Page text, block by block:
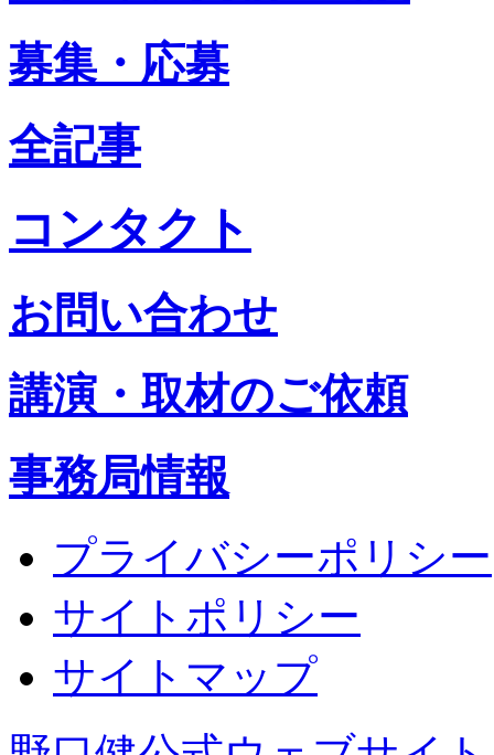
募集・応募
全記事
コンタクト
お問い合わせ
講演・取材のご依頼
事務局情報
プライバシーポリシー
サイトポリシー
サイトマップ